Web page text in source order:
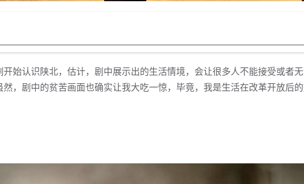
始认识陕北，估计，剧中展示出的生活情境，会让很多人不能接受或者
，剧中的贫苦画面也确实让我大吃一惊，毕竟，我是生活在改革开放后